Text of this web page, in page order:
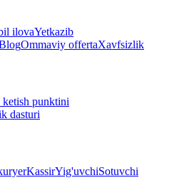
ilovaYetkazib
Ommaviy offertaXavfsizlik
punktini
dasturi
KassirYig'uvchiSotuvchi